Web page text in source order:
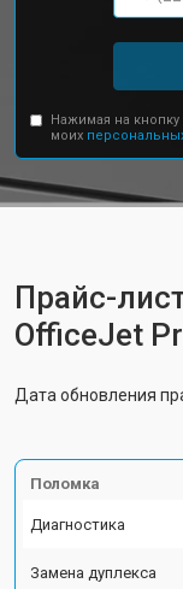
Нажимая на
моих
Прайс-
OfficeJet
Дата обновления
Поломка
Диагностика
Замена дуплекса